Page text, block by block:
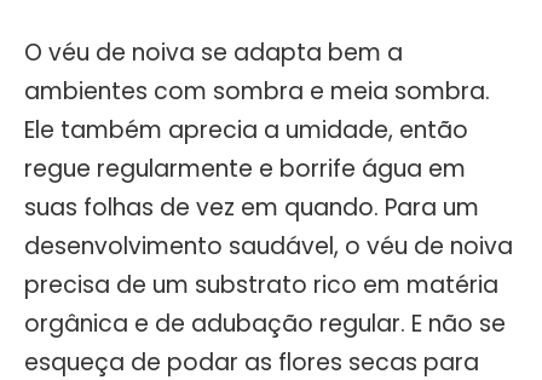
O véu de noiva se adapta bem a
ambientes com sombra e meia sombra.
Ele também aprecia a umidade, então
regue regularmente e borrife água em
suas folhas de vez em quando. Para um
desenvolvimento saudável, o véu de noiva
precisa de um substrato rico em matéria
orgânica e de adubação regular. E não se
esqueça de podar as flores secas para